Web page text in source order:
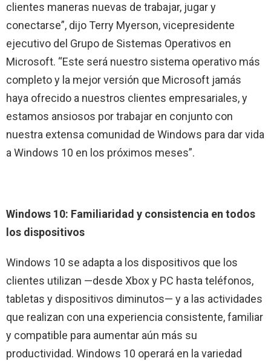
clientes maneras nuevas de trabajar, jugar y
conectarse”, dijo Terry Myerson, vicepresidente
ejecutivo del Grupo de Sistemas Operativos en
Microsoft. “Este será nuestro sistema operativo más
completo y la mejor versión que Microsoft jamás
haya ofrecido a nuestros clientes empresariales, y
estamos ansiosos por trabajar en conjunto con
nuestra extensa comunidad de Windows para dar vida
a Windows 10 en los próximos meses”.
Windows 10: Familiaridad y consistencia en todos
los dispositivos
Windows 10 se adapta a los dispositivos que los
clientes utilizan —desde Xbox y PC hasta teléfonos,
tabletas y dispositivos diminutos— y a las actividades
que realizan con una experiencia consistente, familiar
y compatible para aumentar aún más su
productividad. Windows 10 operará en la variedad